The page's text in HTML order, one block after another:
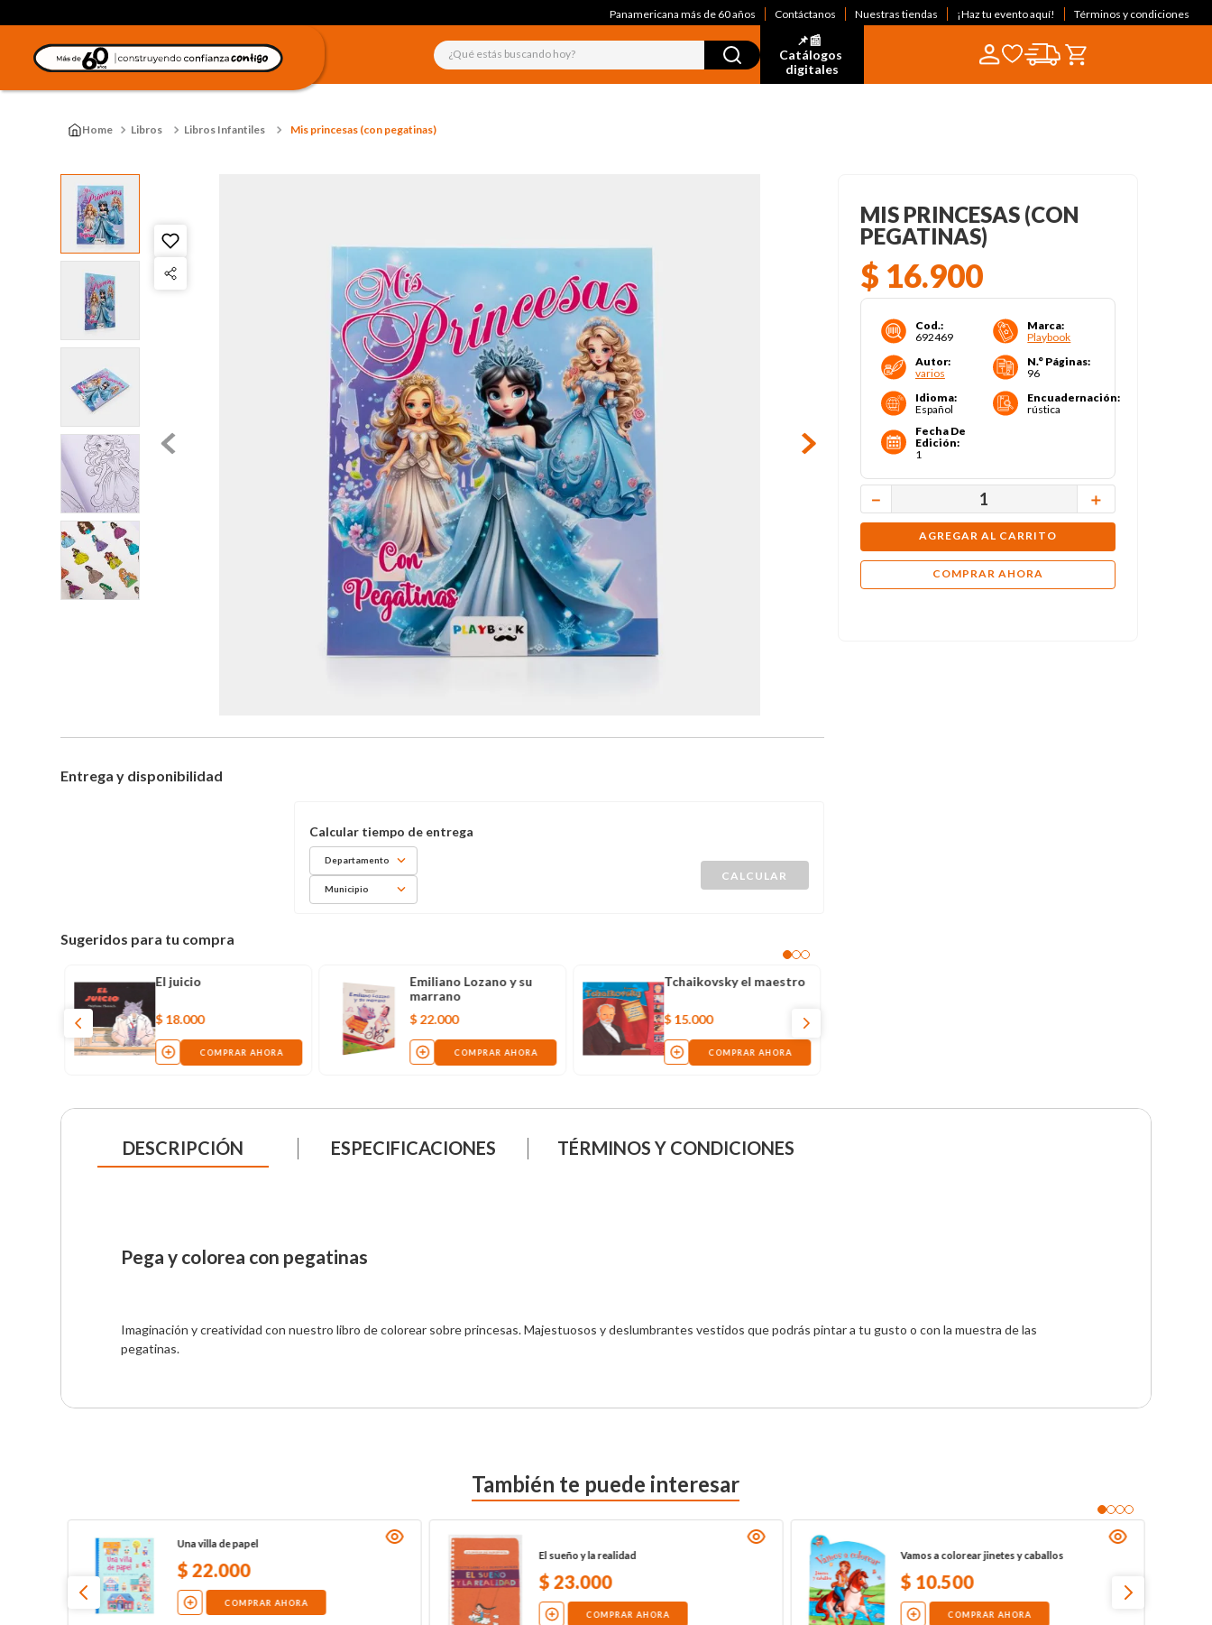
Panamericana más de 60 años Contáctanos Nuestras tiendas ¡Haz tu evento aquí! Términos y condiciones
¿Qué estás buscando hoy?
📌📰
Catálogos
digitales
Libros Libros Infantiles Mis princesas (con pegatinas)
Entrega y disponibilidad
Departamento
Municipio
Sugeridos para tu compra
El juicio
$ 18.000
COMPRAR AHORA
Emiliano Lozano y su
marrano
$ 22.000
COMPRAR AHORA
Tchaikovsky el maestro
$ 15.000
COMPRAR AHORA
MIS PRINCESAS (CON
PEGATINAS)
$ 16.900
Cod.:
692469
Marca:
Playbook
Autor:
varios
N.° Páginas:
96
Idioma:
Español
Encuadernación:
rústica
Fecha De
Edición:
1
＋
－
AGREGAR AL CARRITO
COMPRAR AHORA
DESCRIPCIÓN ESPECIFICACIONES TÉRMINOS Y CONDICIONES
Pega y colorea con pegatinas
Imaginación y creatividad con nuestro libro de colorear sobre princesas. Majestuosos y deslumbrantes vestidos que podrás pintar a tu gusto o con la muestra de las
pegatinas.
También te puede interesar
Una villa de papel
$22.000
COMPRAR AHORA
El sueño y la realidad
$23.000
COMPRAR AHORA
Vamos a colorear jinetes y caballos
$ 10.500
COMPRAR AHORA